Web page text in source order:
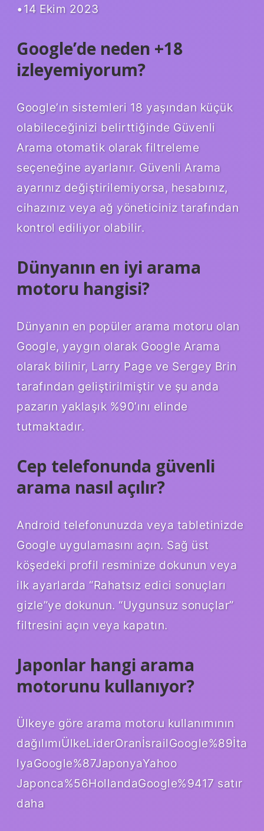
•14 Ekim 2023
Google’de neden +18
izleyemiyorum?
Google’ın sistemleri 18 yaşından küçük
olabileceğinizi belirttiğinde Güvenli
Arama otomatik olarak filtreleme
seçeneğine ayarlanır. Güvenli Arama
ayarınız değiştirilemiyorsa, hesabınız,
cihazınız veya ağ yöneticiniz tarafından
kontrol ediliyor olabilir.
Dünyanın en iyi arama
motoru hangisi?
Dünyanın en popüler arama motoru olan
Google, yaygın olarak Google Arama
olarak bilinir, Larry Page ve Sergey Brin
tarafından geliştirilmiştir ve şu anda
pazarın yaklaşık %90’ını elinde
tutmaktadır.
Cep telefonunda güvenli
arama nasıl açılır?
Android telefonunuzda veya tabletinizde
Google uygulamasını açın. Sağ üst
köşedeki profil resminize dokunun veya
ilk ayarlarda “Rahatsız edici sonuçları
gizle”ye dokunun. “Uygunsuz sonuçlar”
filtresini açın veya kapatın.
Japonlar hangi arama
motorunu kullanıyor?
Ülkeye göre arama motoru kullanımının
dağılımıÜlkeLiderOranİsrailGoogle%89İta
lyaGoogle%87JaponyaYahoo
Japonca%56HollandaGoogle%9417 satır
daha